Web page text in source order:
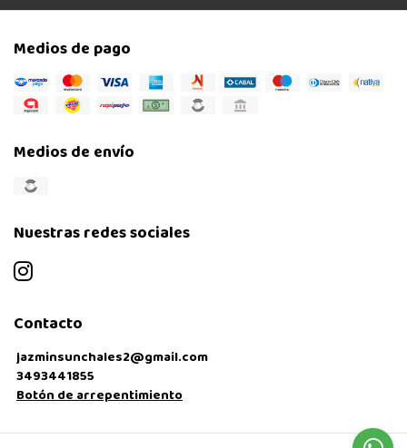
Medios de pago
Medios de envío
Nuestras redes sociales
Contacto
jazminsunchales2@gmail.com
3493441855
Botón de arrepentimiento